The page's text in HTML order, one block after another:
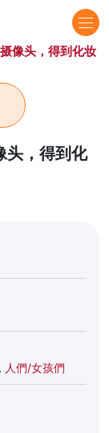
像头，得到化妆
头，得到化
, 人們/女孩們